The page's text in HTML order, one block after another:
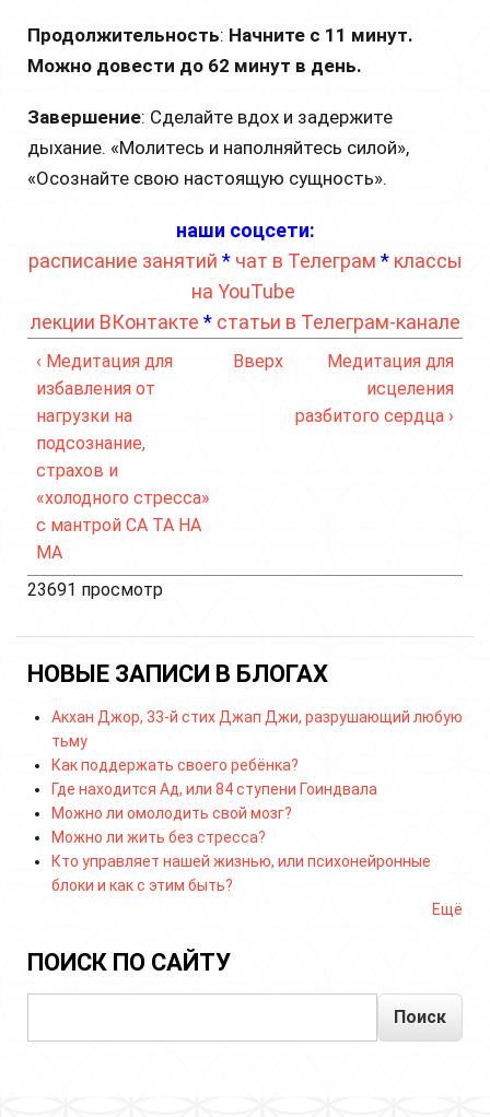
Продолжительность: Начните с 11 минут.
Можно довести до 62 минут в день.
Завершение: Сделайте вдох и задержите
дыхание. «Молитесь и наполняйтесь силой»,
«Осознайте свою настоящую сущность».
наши соцсети:
расписание занятий * чат в Телеграм * классы
на YouTube
лекции ВКонтакте * статьи в Телеграм-канале
‹ Медитация для
избавления от
нагрузки на
подсознание,
страхов и
«холодного стресса»
с мантрой СА ТА НА
МА
Вверх
Медитация для
исцеления
разбитого сердца ›
23691 просмотр
НОВЫЕ ЗАПИСИ В БЛОГАХ
Акхан Джор, 33-й стих Джап Джи, разрушающий любую
тьму
Как поддержать своего ребёнка?
Где находится Ад, или 84 ступени Гоиндвала
Можно ли омолодить свой мозг?
Можно ли жить без стресса?
Кто управляет нашей жизнью, или психонейронные
блоки и как с этим быть?
Ещё
ПОИСК ПО САЙТУ